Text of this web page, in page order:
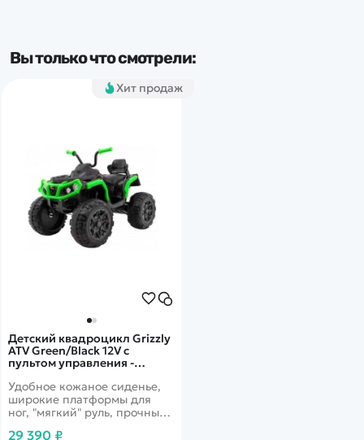
Вы только что смотрели:
Хит продаж
Детский квадроцикл Grizzly
ATV Green/Black 12V с
пультом управления -
Удобное кожаное сиденье,
широкие платформы для
ног, "мягкий" руль, прочные
29 390 ₽